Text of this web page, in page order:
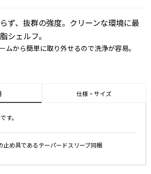
ず、抜群の強度。クリーンな環境に最
シェルフ。
ムから簡単に取り外せるので洗浄が容易。
仕様・サイズ
す。
め具であるテーパードスリーブ同梱